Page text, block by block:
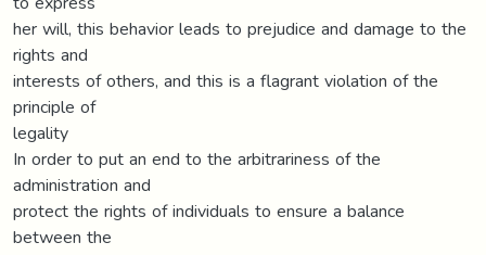
her will, this behavior leads to prejudice and damage to the
rights and
interests of others, and this is a flagrant violation of the
principle of
legality
In order to put an end to the arbitrariness of the
administration and
protect the rights of individuals to ensure a balance
between the